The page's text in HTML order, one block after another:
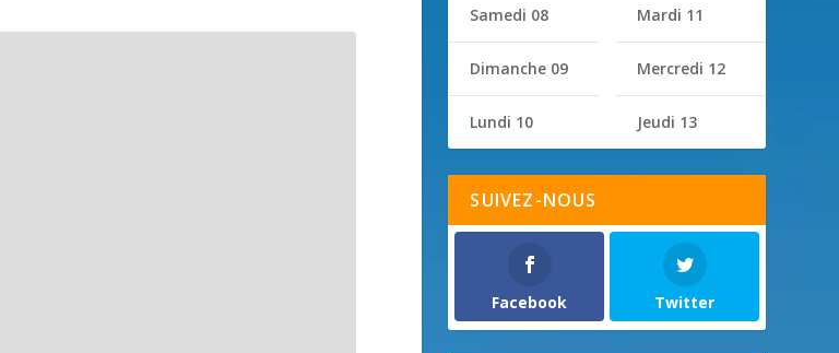
Samedi 08
Dimanche 09
Lundi 10
Mardi 11
Mercredi 12
Jeudi 13
SUIVEZ-NOUS
Facebook Twitter